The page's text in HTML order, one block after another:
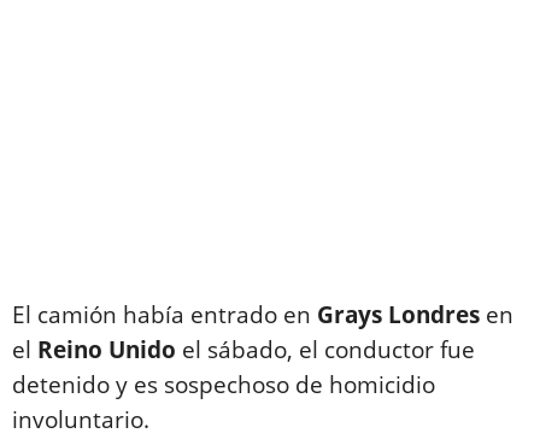
El camión había entrado en Grays Londres en
el Reino Unido el sábado, el conductor fue
detenido y es sospechoso de homicidio
involuntario.